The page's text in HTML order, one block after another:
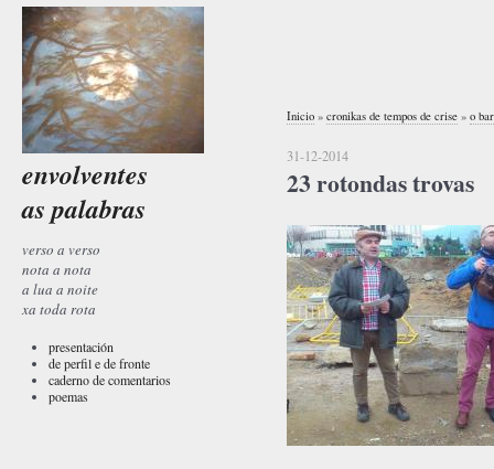
envolventes
as palabras
verso a verso
nota a nota
a lua a noite
xa toda rota
presentación
de perfil e de fronte
caderno de comentarios
poemas
Inicio » cronikas de tempos de crise » o
31-12-2014
23 rotondas trovas